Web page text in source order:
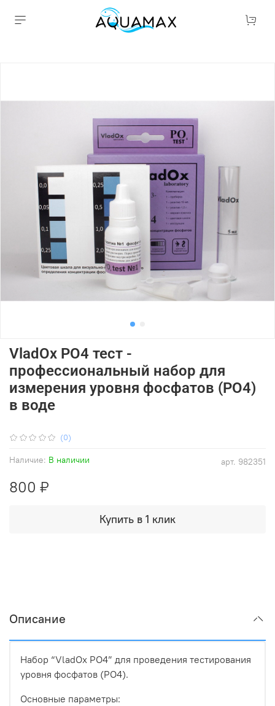
(0)
арт. 982351
Наличие: В наличии
VladOx PO4 тест -
профессиональный набор для
измерения уровня фосфатов (PO4)
в воде
800 ₽
Купить в 1 клик
Описание
Набор “VladOx PO4” для проведения тестирования
уровня фосфатов (PO4).
Основные параметры: